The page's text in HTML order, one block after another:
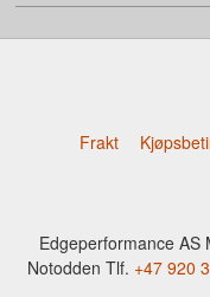
Frakt
Edgeperformance AS
Notodden Tlf. +47 920